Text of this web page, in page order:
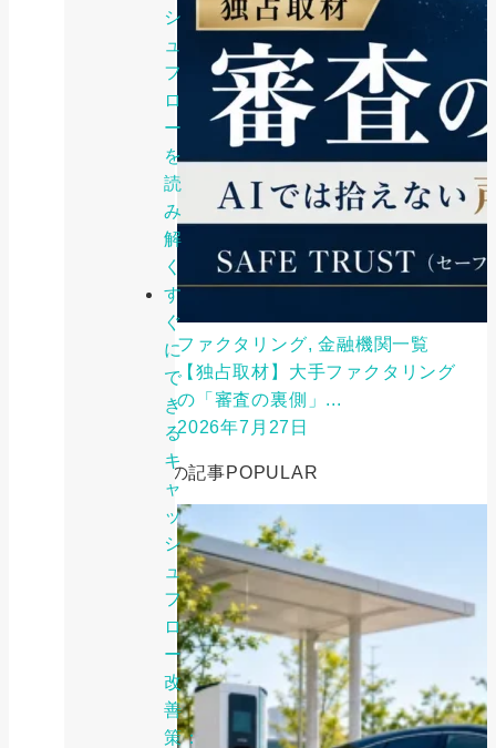
シ
ュ
フ
ロ
ー
を
読
み
解
く
す
ぐ
に
で
き
る
キ
ャ
ッ
シ
ュ
フ
ロ
ー
改
善
策：
ファクタリング, 金融機関一覧
【独占取材】大手ファクタリング
の「審査の裏側」...
2026年7月27日
人気の記事POPULAR